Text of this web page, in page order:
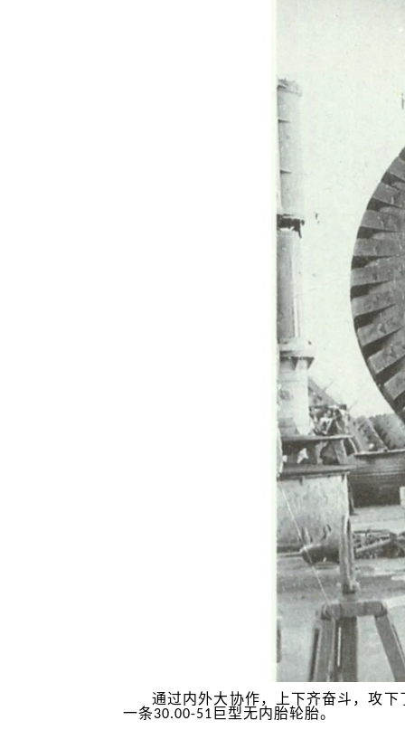
通过内外大协作，上下齐奋斗，攻
一条30.00-51巨型无内胎轮胎。